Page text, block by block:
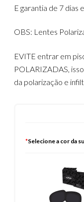
E garantia de 7 dias
OBS: Lentes
EVITE entrar em
POLARIZADAS,
da polarização e
*Selecione a cor da